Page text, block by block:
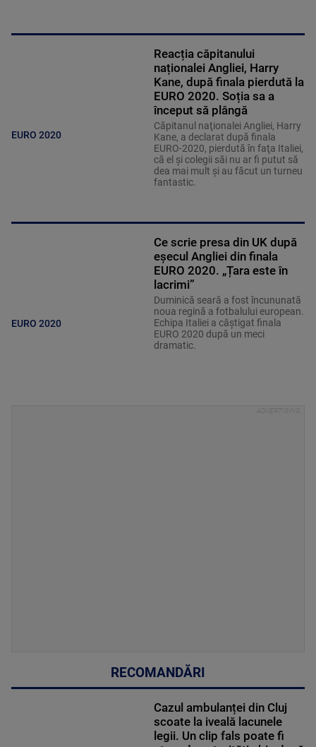
EURO 2020
Reacția căpitanului
naționalei Angliei, Harry
Kane, după finala pierdută la
EURO 2020. Soția sa a
început să plângă
Căpitanul naţionalei Angliei, Harry
Kane, a declarat după finala
EURO-2020, pierdută în faţa Italiei,
că el şi colegii săi nu ar fi putut să
dea mai mult şi au făcut un turneu
fantastic.
EURO 2020
Ce scrie presa din UK după
eșecul Angliei din finala
EURO 2020. „Țara este în
lacrimi”
Duminică seară a fost încununată
noua regină a fotbalului european.
Echipa Italiei a câștigat finala
EURO 2020 după un meci
dramatic.
RECOMANDĂRI
Cazul ambulanței din Cluj
scoate la iveală lacunele
legii. Un clip fals poate fi